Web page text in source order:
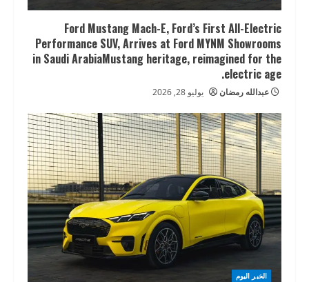
Ford Mustang Mach-E, Ford’s First All-Electric
Performance SUV, Arrives at Ford MYNM Showrooms
in Saudi ArabiaMustang heritage, reimagined for the
electric age.
عبدالله رمضان يوليو 28, 2026
الخبر اليوم